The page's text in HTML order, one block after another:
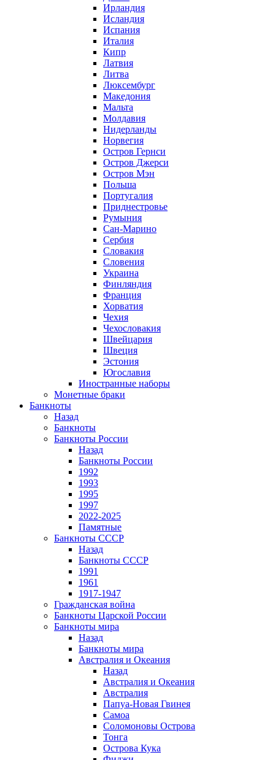
Ирландия
Исландия
Испания
Италия
Кипр
Латвия
Литва
Люксембург
Македония
Мальта
Молдавия
Нидерланды
Норвегия
Остров Гернси
Остров Джерси
Остров Мэн
Польша
Португалия
Приднестровье
Румыния
Сан-Марино
Сербия
Словакия
Словения
Украина
Финляндия
Франция
Хорватия
Чехия
Чехословакия
Швейцария
Швеция
Эстония
Югославия
Иностранные наборы
Монетные браки
Банкноты
Назад
Банкноты
Банкноты России
Назад
Банкноты России
1992
1993
1995
1997
2022-2025
Памятные
Банкноты СССР
Назад
Банкноты СССР
1991
1961
1917-1947
Гражданская война
Банкноты Царской России
Банкноты мира
Назад
Банкноты мира
Австралия и Океания
Назад
Австралия и Океания
Австралия
Папуа-Новая Гвинея
Самоа
Соломоновы Острова
Тонга
Острова Кука